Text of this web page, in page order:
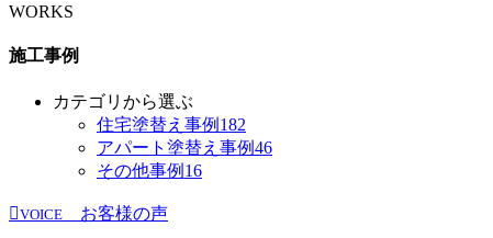
WORKS
施工事例
カテゴリから選ぶ
住宅塗替え事例 182
アパート塗替え事例46
その他事例 16
VOICE お客様の声